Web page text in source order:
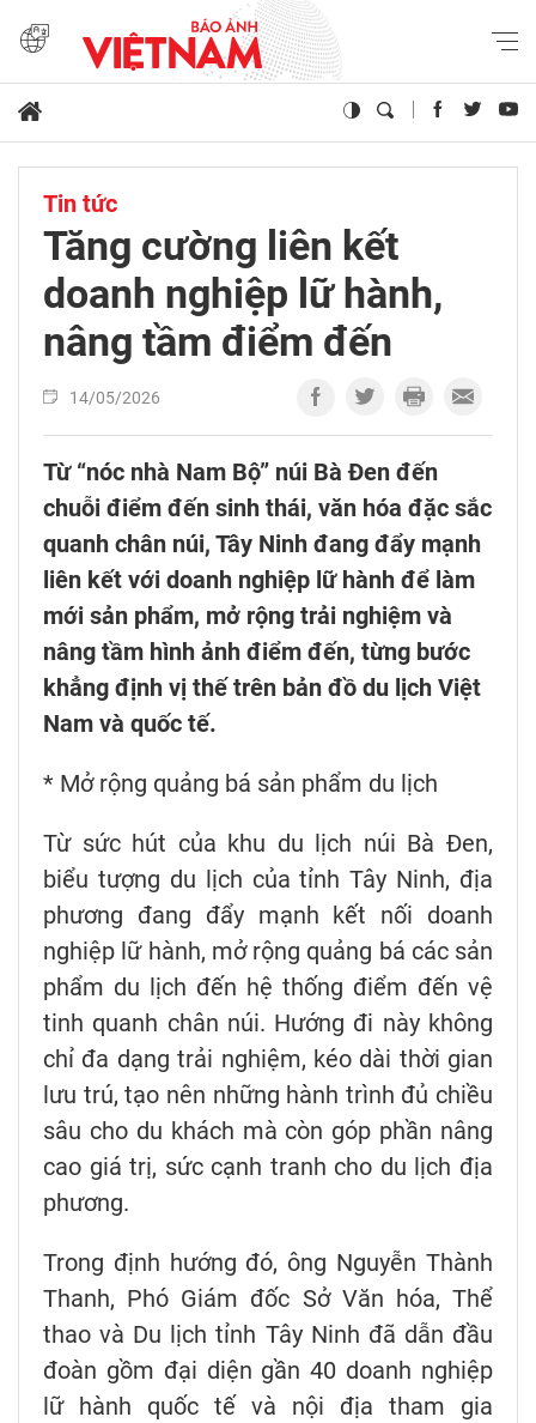
Tin tức
Tăng cường liên kết
doanh nghiệp lữ hành,
nâng tầm điểm đến
14/05/2026
Từ “nóc nhà Nam Bộ” núi Bà Đen đến
chuỗi điểm đến sinh thái, văn hóa đặc sắc
quanh chân núi, Tây Ninh đang đẩy mạnh
liên kết với doanh nghiệp lữ hành để làm
mới sản phẩm, mở rộng trải nghiệm và
nâng tầm hình ảnh điểm đến, từng bước
khẳng định vị thế trên bản đồ du lịch Việt
Nam và quốc tế.
* Mở rộng quảng bá sản phẩm du lịch
Từ sức hút của khu du lịch núi Bà Đen,
biểu tượng du lịch của tỉnh Tây Ninh, địa
phương đang đẩy mạnh kết nối doanh
nghiệp lữ hành, mở rộng quảng bá các sản
phẩm du lịch đến hệ thống điểm đến vệ
tinh quanh chân núi. Hướng đi này không
chỉ đa dạng trải nghiệm, kéo dài thời gian
lưu trú, tạo nên những hành trình đủ chiều
sâu cho du khách mà còn góp phần nâng
cao giá trị, sức cạnh tranh cho du lịch địa
phương.
Trong định hướng đó, ông Nguyễn Thành
Thanh, Phó Giám đốc Sở Văn hóa, Thể
thao và Du lịch tỉnh Tây Ninh đã dẫn đầu
đoàn gồm đại diện gần 40 doanh nghiệp
lữ hành quốc tế và nội địa tham gia